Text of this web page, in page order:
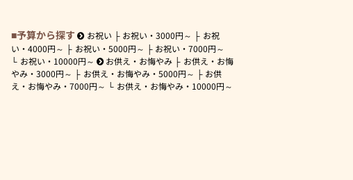
予算から探す お祝い お祝い・3000円～
お祝
い・ 4000円～ お祝い・ 5000円～ お祝い・7000円～
お祝い・ 10000円～ お供え・お悔やみ
お供え・お悔
やみ・ 3000円～ お供え・お悔やみ・ 5000円～
お供
え・お悔やみ・ 7000円～ お供え・お悔やみ・ 10000円～